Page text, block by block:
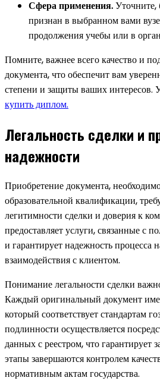
Сфера применения.Уточните,
признан в выбранном вами
продолжения учебы или в
Помните, важнее всего качество и
документа, что обеспечит вам
степени и защиты ваших интересов.
купить диплом.
Легальность сделки и
надежности
Приобретение документа,
образовательной квалификации,
легитимности сделки и доверия к
предоставляет услуги, связанные с
и гарантирует надежность процесса
взаимодействия с клиентом.
Понимание легальности сделки
Каждый оригинальный документ
который соответствует стандартам
подлинности осуществляется
данных с реестром, что гарантирует
этапы завершаются контролем
нормативным актам государства.